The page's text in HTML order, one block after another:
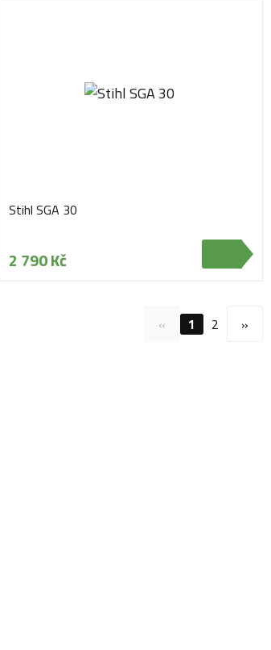
Stihl SGA 30
2 790 Kč
« 1 2 »